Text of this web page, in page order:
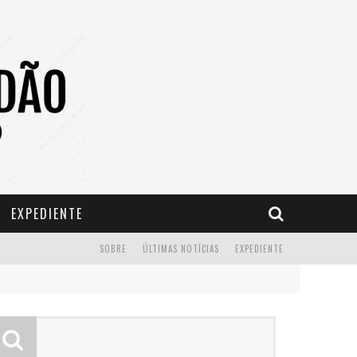
EXPEDIENTE
EXPEDIENTE
ÚLTIMAS NOTÍCIAS
SOBRE